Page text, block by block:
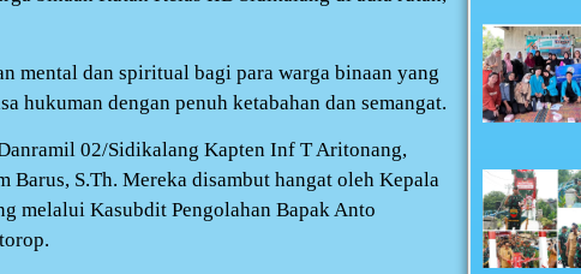
mental dan spiritual bagi para warga binaan yang
hukuman dengan penuh ketabahan dan semangat.
02/Sidikalang Kapten Inf T Aritonang,
S.Th. Mereka disambut hangat oleh Kepala
melalui Kasubdit Pengolahan Bapak Anto